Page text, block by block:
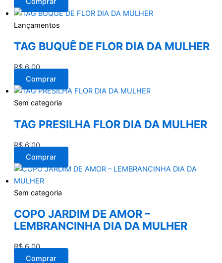
Lançamentos
TAG BUQUÊ DE FLOR DIA DA MULHER
R$6,00
Comprar
Sem categoria
TAG PRESILHA FLOR DIA DA MULHER
R$6,00
Comprar
Sem categoria
COPO JARDIM DE AMOR –
LEMBRANCINHA DIA DA MULHER
R$6,00
Comprar